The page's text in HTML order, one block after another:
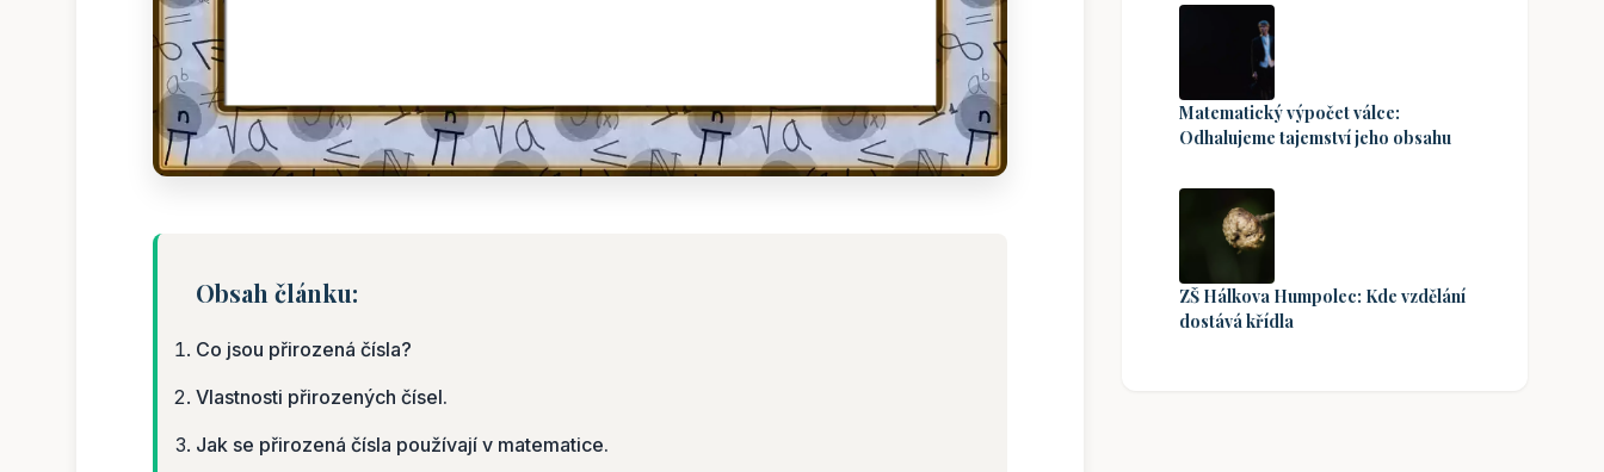
Obsah článku:
Co jsou přirozená čísla?
Vlastnosti přirozených čísel.
Jak se přirozená čísla používají v matematice.
Matematický výpočet válce:
Odhalujeme tajemství jeho obsahu
ZŠ Hálkova Humpolec: Kde vzdělání
dostává křídla